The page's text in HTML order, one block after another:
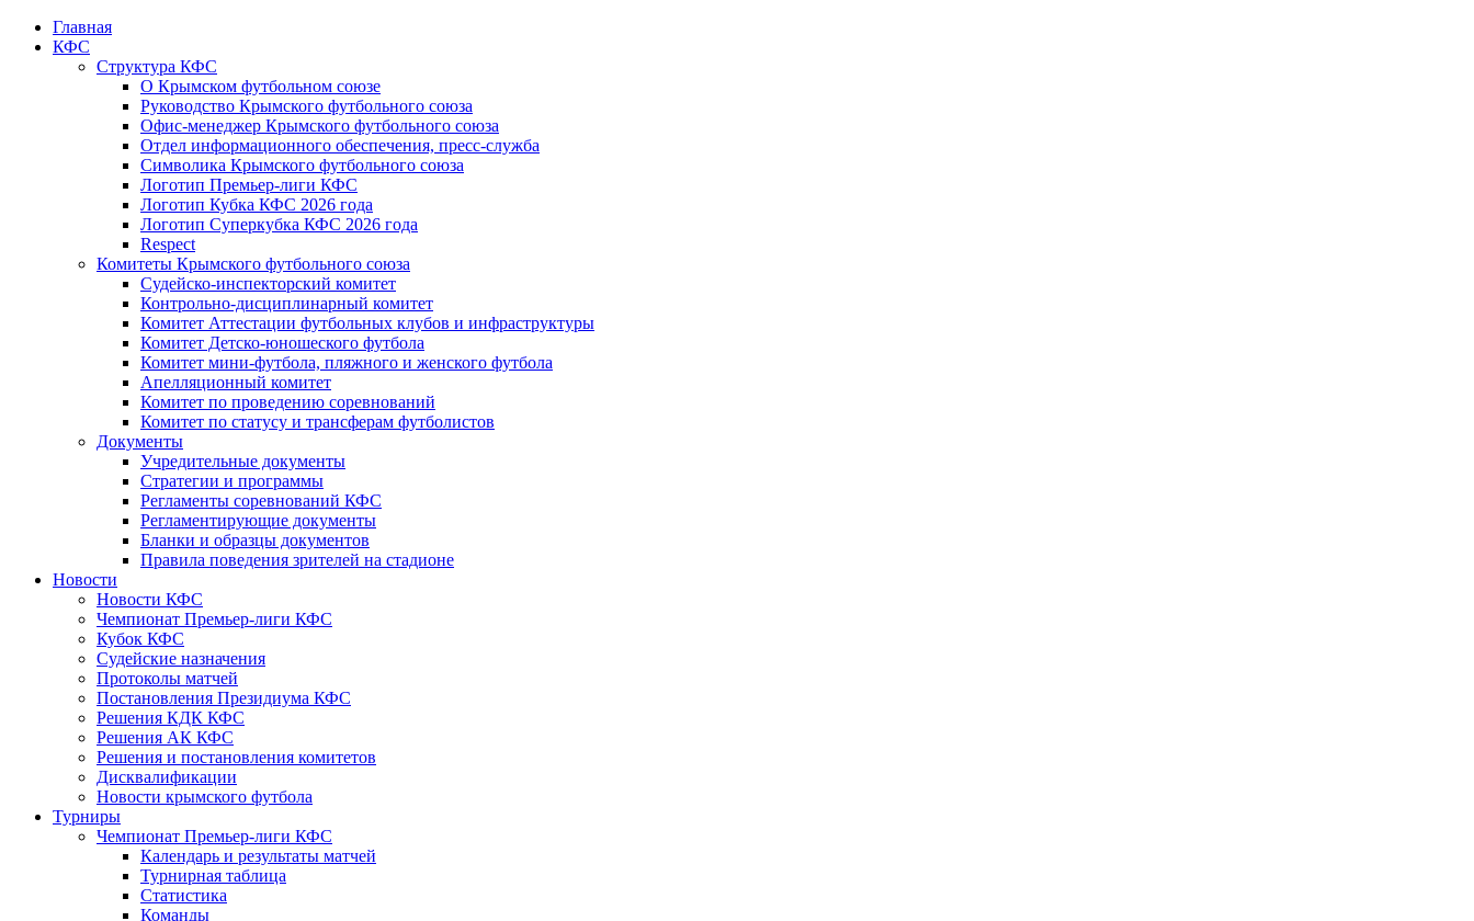
Главная
КФС
Структура КФС
О Крымском футбольном союзе
Руководство Крымского футбольного союза
Офис-менеджер Крымского футбольного союза
Отдел информационного обеспечения, пресс-служба
Символика Крымского футбольного союза
Логотип Премьер-лиги КФС
Логотип Кубка КФС 2026 года
Логотип Суперкубка КФС 2026 года
Respect
Комитеты Крымского футбольного союза
Судейско-инспекторский комитет
Контрольно-дисциплинарный комитет
Комитет Аттестации футбольных клубов и инфраструктуры
Комитет Детско-юношеского футбола
Комитет мини-футбола, пляжного и женского футбола
Апелляционный комитет
Комитет по проведению соревнований
Комитет по статусу и трансферам футболистов
Документы
Учредительные документы
Стратегии и программы
Регламенты соревнований КФС
Регламентирующие документы
Бланки и образцы документов
Правила поведения зрителей на стадионе
Новости
Новости КФС
Чемпионат Премьер-лиги КФС
Кубок КФС
Судейские назначения
Протоколы матчей
Постановления Президиума КФС
Решения КДК КФС
Решения АК КФС
Решения и постановления комитетов
Дисквалификации
Новости крымского футбола
Турниры
Чемпионат Премьер-лиги КФС
Календарь и результаты матчей
Турнирная таблица
Статистика
Команды